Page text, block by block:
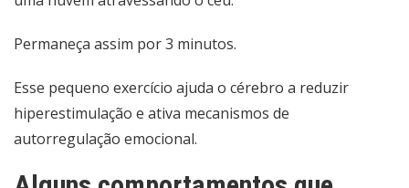
Permaneça assim por 3 minutos.
Esse pequeno exercício ajuda o cérebro a reduzir
hiperestimulação e ativa mecanismos de
autorregulação emocional.